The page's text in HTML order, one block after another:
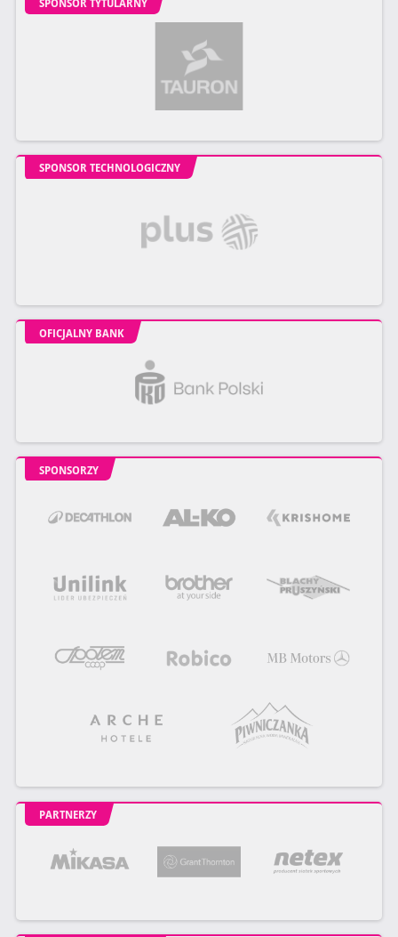
SPONSOR TECHNOLOGICZNY
OFICJALNY BANK
SPONSORZY
PARTNERZY